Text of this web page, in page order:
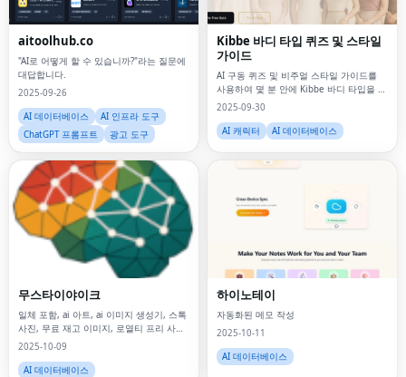
aitoolhub.co
"AI로 어떻게 할 수 있습니까?"라는 질문에
대답합니다.
2025-09-26
AI 데이터베이스
AI 인프라 도구
ChatGPT 프롬프트
광고 도구
Kibbe 바디 타입 퀴즈 및 스타일
가이드
AI 구동 퀴즈 및 비주얼 스타일 가이드를
사용하여 몇 분 안에 Kibbe 바디 타입을 발
견하십시오.
2025-09-30
AI 캐릭터
AI 데이터베이스
무스타이야이크
일체 포함, ai 아트, ai 이미지 생성기, 스톡
사진, 무료 재고 이미지, 로열티 프리 사진,
디지털 아트, 창의적인 도구, 이미지 라이
작, 마케팅
2025-10-09
AI 데이터베이스
하이노테이
자동화된 메모 작성
2025-10-11
AI 데이터베이스